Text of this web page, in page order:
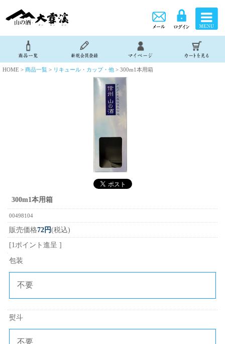
HOME > 商品一覧 > リキュール・カップ・他 > 300m1本用箱
300m1本用箱
00498104
販売価格72円(税込)
[1ポイント進呈 ]
包装
熨斗